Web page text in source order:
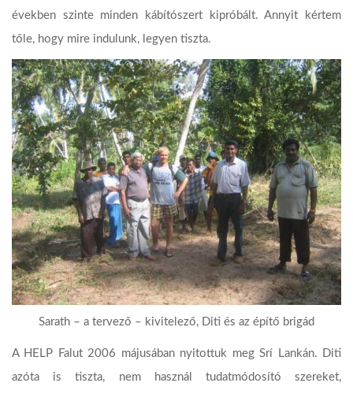
években szinte minden kábítószert kipróbált. Annyit kértem
tőle, hogy mire indulunk, legyen tiszta.
Sarath – a tervező – kivitelező, Diti és az építő brigád
A HELP Falut 2006 májusában nyitottuk meg Srí Lankán. Diti
azóta is tiszta, nem használ tudatmódosító szereket,